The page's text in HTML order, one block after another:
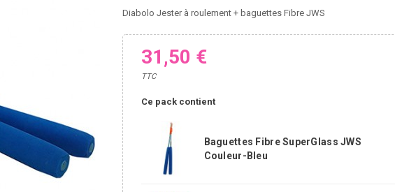
Diabolo Jester à roulement + baguettes Fibre JWS
31,50 €
TTC
Ce pack contient
Baguettes Fibre SuperGlass JWS
Couleur-Bleu